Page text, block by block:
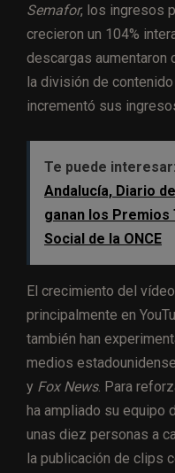
Semafor, los ingresos
crecieron un 104%
descargas aumentaron
la división de
incrementó sus
Te puede interesar:
Andalucía, Diario
ganan los
Social de la ONCE
El crecimiento del
principalmente en
también han
medios
y Fox News. Para
ha ampliado su equipo
unas diez personas a
la publicación de clips